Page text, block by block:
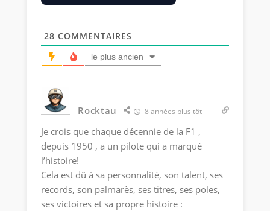
28 COMMENTAIRES
le plus ancien
Rocktau 8 années plus tôt
Je crois que chaque décennie de la F1 ,
depuis 1950 , a un pilote qui a marqué
l’histoire!
Cela est dû à sa personnalité, son talent, ses
records, son palmarès, ses titres, ses poles,
ses victoires et sa propre histoire :